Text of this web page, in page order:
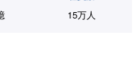
15万人